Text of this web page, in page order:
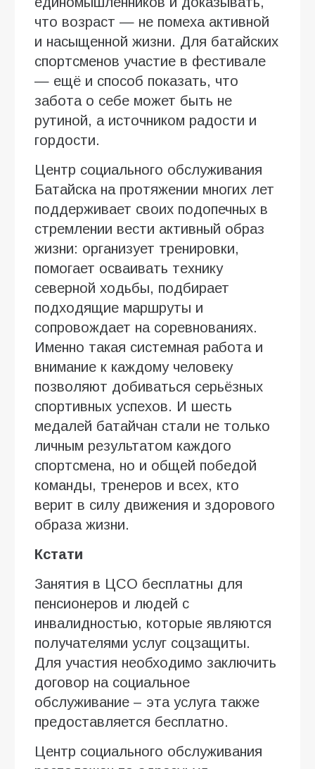
что возраст — не помеха активной
и насыщенной жизни. Для батайских
спортсменов участие в фестивале
— ещё и способ показать, что
забота о себе может быть не
рутиной, а источником радости и
гордости.
Центр социального обслуживания
Батайска на протяжении многих лет
поддерживает своих подопечных в
стремлении вести активный образ
жизни: организует тренировки,
помогает осваивать технику
северной ходьбы, подбирает
подходящие маршруты и
сопровождает на соревнованиях.
Именно такая системная работа и
внимание к каждому человеку
позволяют добиваться серьёзных
спортивных успехов. И шесть
медалей батайчан стали не только
личным результатом каждого
спортсмена, но и общей победой
команды, тренеров и всех, кто
верит в силу движения и здорового
образа жизни.
Кстати
Занятия в ЦСО бесплатны для
пенсионеров и людей с
инвалидностью, которые являются
получателями услуг соцзащиты.
Для участия необходимо заключить
договор на социальное
обслуживание – эта услуга также
предоставляется бесплатно.
Центр социального обслуживания